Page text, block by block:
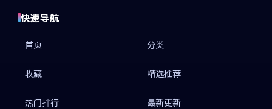
快速导航
首页 分类
收藏 精选推荐
热门排行 最新更新